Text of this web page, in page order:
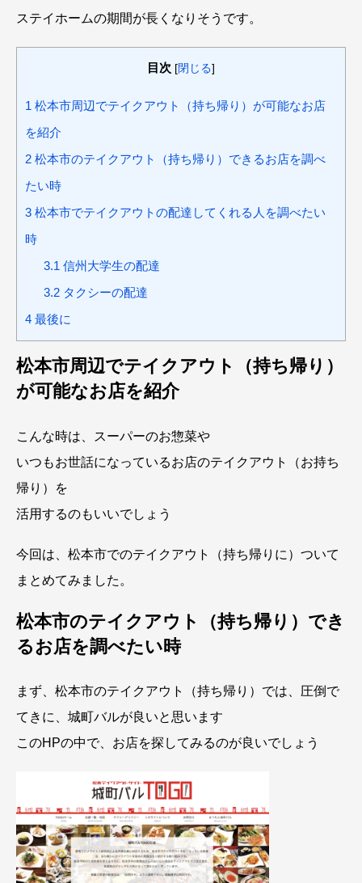
ステイホームの期間が長くなりそうです。
目次 [閉じる]
1 松本市周辺でテイクアウト（持ち帰り）が可能なお店
を紹介
2 松本市のテイクアウト（持ち帰り）できるお店を調べ
たい時
3 松本市でテイクアウトの配達してくれる人を調べたい
時
3.1信州大学生の配達
3.2タクシーの配達
4 最後に
松本市周辺でテイクアウト（持ち帰り）
が可能なお店を紹介
こんな時は、スーパーのお惣菜や
いつもお世話になっているお店のテイクアウト（お持ち
帰り）を
活用するのもいいでしょう
今回は、松本市でのテイクアウト（持ち帰りに）ついて
まとめてみました。
松本市のテイクアウト（持ち帰り）でき
るお店を調べたい時
まず、松本市のテイクアウト（持ち帰り）では、圧倒で
てきに、城町バルが良いと思います
このHPの中で、お店を探してみるのが良いでしょう